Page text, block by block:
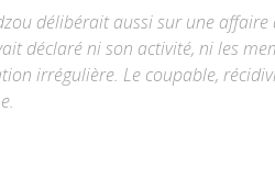
délibérait aussi sur une affaire
déclaré ni son activité, ni les
irrégulière. Le coupable,